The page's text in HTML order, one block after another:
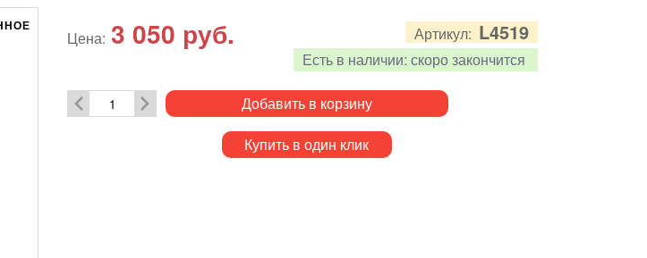
Артикул: L4519
Есть в наличии: скоро закончится
Цена: 3 050 руб.
Добавить в корзину
Купить в один клик